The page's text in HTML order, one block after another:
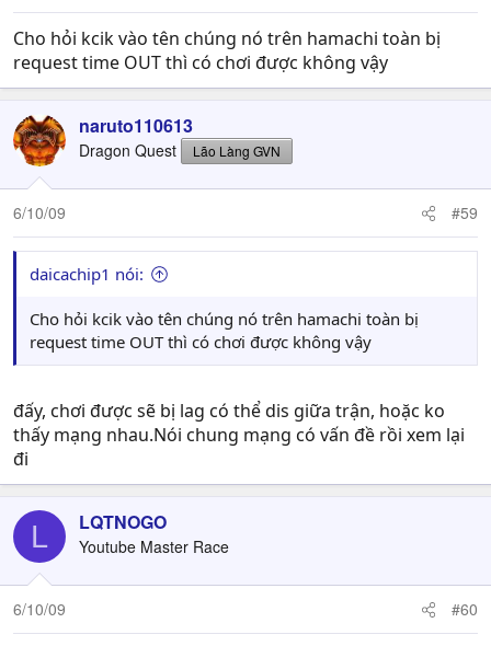
Cho hỏi kcik vào tên chúng nó trên hamachi toàn bị
request time OUT thì có chơi được không vậy
naruto110613
Dragon Quest Lão Làng GVN
6/10/09 #59
daicachip1 nói:
Cho hỏi kcik vào tên chúng nó trên hamachi toàn bị
request time OUT thì có chơi được không vậy
đấy, chơi được sẽ bị lag có thể dis giữa trận, hoặc ko
thấy mạng nhau.Nói chung mạng có vấn đề rồi xem lại
đi
L LQTNOGO
Youtube Master Race
6/10/09 #60